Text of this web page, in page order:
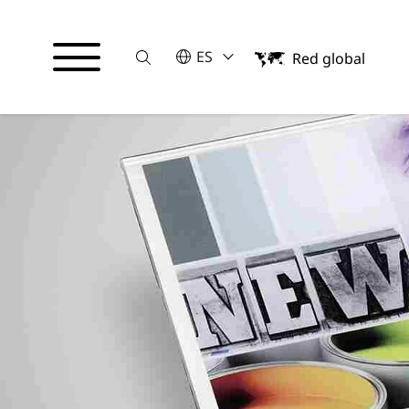
SuchePOR FAVOR SELECCIONE UN
ES
English
Red global